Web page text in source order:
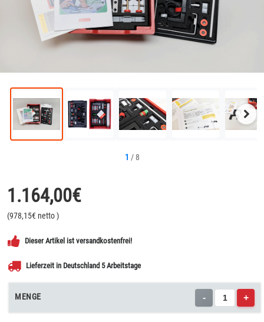
1 / 8
1.164,00€
(978,15€ netto)
Dieser Artikel ist versandkostenfrei!
Lieferzeit in Deutschland 5 Arbeitstage
MENGE - +